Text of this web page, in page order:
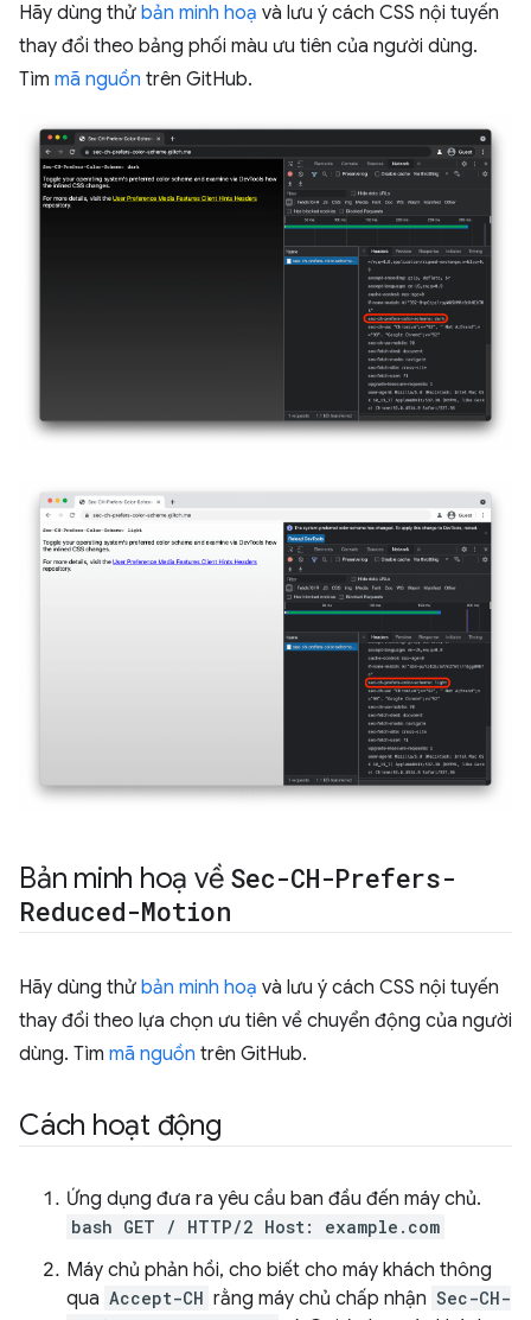
Hãy dùng thử bản minh hoạ và lưu ý cách CSS nội tuyến
thay đổi theo bảng phối màu ưu tiên của người dùng.
Tìm mã nguồn trên GitHub.
Bản minh hoạ về Sec-CH-Prefers-
Reduced-Motion
Hãy dùng thử bản minh hoạ và lưu ý cách CSS nội tuyến
thay đổi theo lựa chọn ưu tiên về chuyển động của người
dùng. Tìm mã nguồn trên GitHub.
Cách hoạt động
Ứng dụng đưa ra yêu cầu ban đầu đến máy chủ.
bash GET / HTTP/2 Host: example.com
Máy chủ phản hồi, cho biết cho máy khách thông
qua Accept-CH rằng máy chủ chấp nhận Sec-CH-